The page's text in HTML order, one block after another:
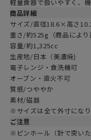
軽量食器で扱いやすく、機
商品詳細
サイズ/直径18.6×高さ
重さ/約525g（商品により
容量/約1,325cc
生産地/日本（美濃焼)
電子レンジ・食洗機可
オーブン・直火不可
質感/つややか
素材/磁器
※サイズは全て外寸になり
ご注意
※ピンホール（針で突い